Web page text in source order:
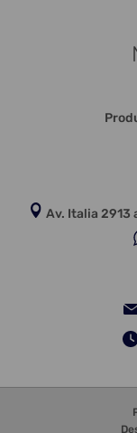
Av. Italia 2913